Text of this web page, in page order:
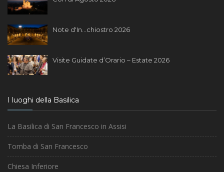
Note d'In...chiostro 2026
Visite Guidate d’Orario – Estate 2026
I luoghi della Basilica
La Basilica di San Francesco in Assisi
Tomba di San Francesco
Chiesa Inferiore